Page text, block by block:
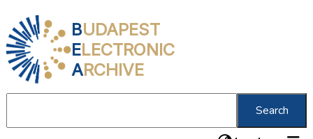
BUDAPEST
ELECTRONIC
ARCHIVE
Search